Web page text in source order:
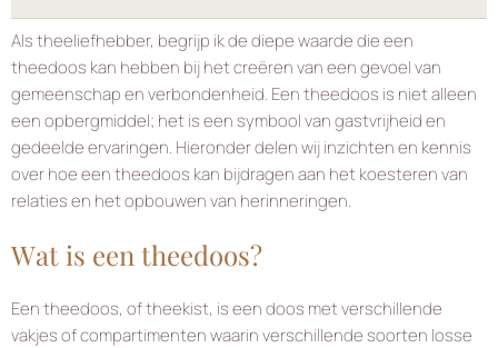
Als theeliefhebber, begrijp ik de diepe waarde die een
theedoos kan hebben bij het creëren van een gevoel van
gemeenschap en verbondenheid. Een theedoos is niet alleen
een opbergmiddel; het is een symbool van gastvrijheid en
gedeelde ervaringen. Hieronder delen wij inzichten en kennis
over hoe een theedoos kan bijdragen aan het koesteren van
relaties en het opbouwen van herinneringen.
Wat is een theedoos?
Een theedoos, of theekist, is een doos met verschillende
vakjes of compartimenten waarin verschillende soorten losse